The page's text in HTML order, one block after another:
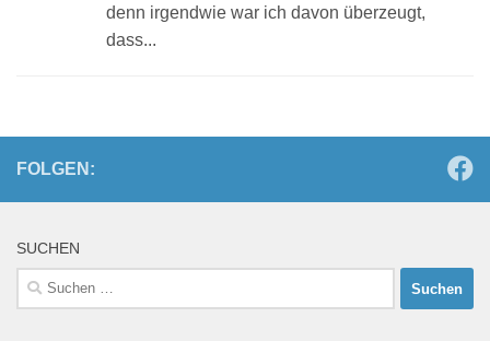
denn irgendwie war ich davon überzeugt,
dass...
FOLGEN:
SUCHEN
Suchen
nach: